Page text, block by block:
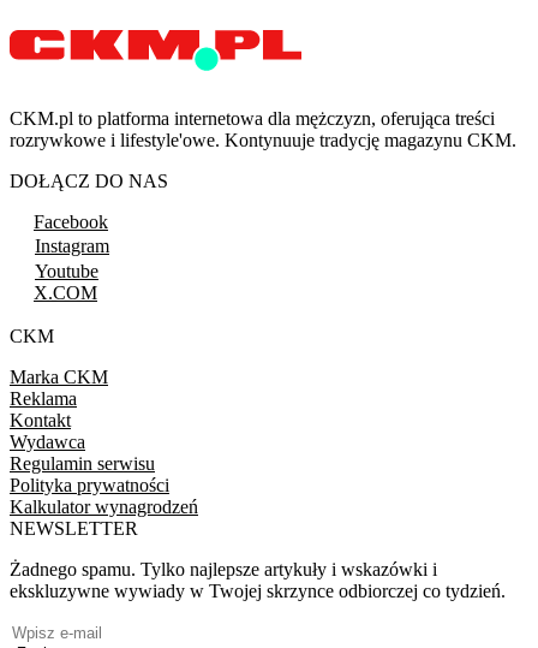
CKM.pl to platforma internetowa dla mężczyzn, oferująca treści
rozrywkowe i lifestyle'owe. Kontynuuje tradycję magazynu CKM.
DOŁĄCZ DO NAS
Facebook
Instagram
Youtube
X.COM
CKM
Marka CKM
Reklama
Kontakt
Wydawca
Regulamin serwisu
Polityka prywatności
Kalkulator wynagrodzeń
NEWSLETTER
Żadnego spamu. Tylko najlepsze artykuły i wskazówki i
ekskluzywne wywiady w Twojej skrzynce odbiorczej co tydzień.